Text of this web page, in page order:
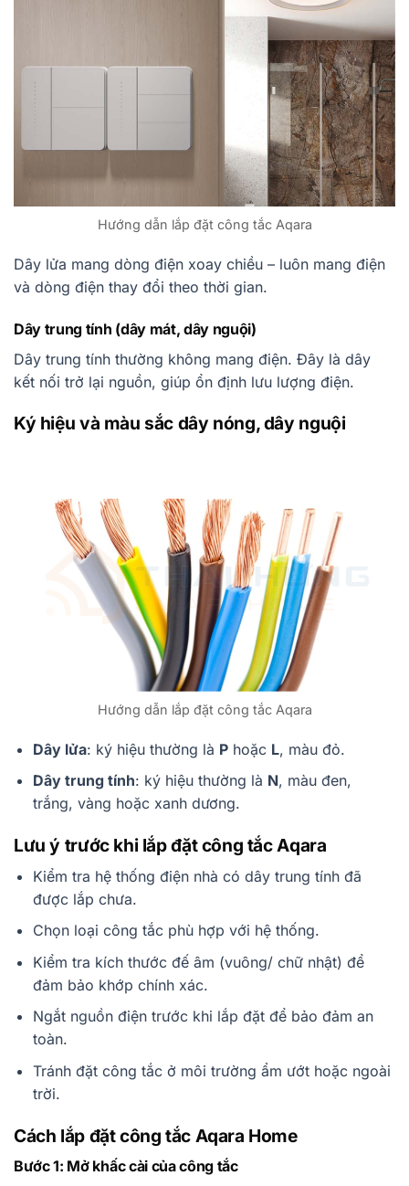
Hướng dẫn lắp đặt công tắc Aqara
Dây lửa mang dòng điện xoay chiều – luôn mang điện
và dòng điện thay đổi theo thời gian.
Dây trung tính (dây mát, dây nguội)
Dây trung tính thường không mang điện. Đây là dây
kết nối trở lại nguồn, giúp ổn định lưu lượng điện.
Ký hiệu và màu sắc dây nóng, dây nguội
Hướng dẫn lắp đặt công tắc Aqara
Dây lửa: ký hiệu thường là Phoặc L, màu đỏ.
Dây trung tính: ký hiệu thường là N, màu đen,
trắng, vàng hoặc xanh dương.
Lưu ý trước khi lắp đặt công tắc Aqara
Kiểm tra hệ thống điện nhà có dây trung tính đã
được lắp chưa.
Chọn loại công tắc phù hợp với hệ thống.
Kiểm tra kích thước đế âm (vuông/ chữ nhật) để
đảm bảo khớp chính xác.
Ngắt nguồn điện trước khi lắp đặt để bảo đảm an
toàn.
Tránh đặt công tắc ở môi trường ẩm ướt hoặc ngoài
trời.
Cách lắp đặt công tắc Aqara Home
Bước 1: Mở khấc cài của công tắc